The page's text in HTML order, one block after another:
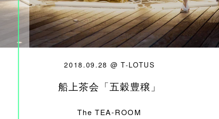
2018.09.28 @ T-LOTUS
船上茶会「五穀豊穣」
The TEA-ROOM